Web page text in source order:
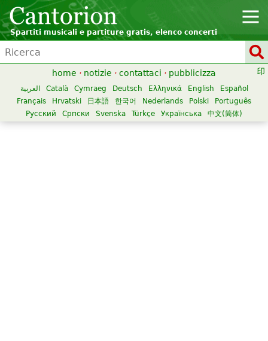
Spartiti musicali e partiture gratis, elenco concerti
home · notizie · contattaci · pubblicizza
العربية Català Cymraeg Deutsch Ελληνικά English
Español
Français
Hrvatski 日本語 한국어 Nederlands Polski
Português
Русский
Српски Svenska Türkçe Українська 中文(简体)